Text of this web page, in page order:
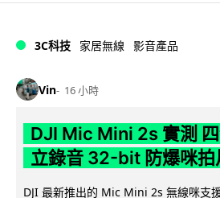
3C科技 家居無線 影音產品
Vin 16 小時
DJI Mic Mini 2s 實測
立錄音 32-bit 防爆咪拍
DJI 最新推出的 Mic Mini 2s 無線咪支